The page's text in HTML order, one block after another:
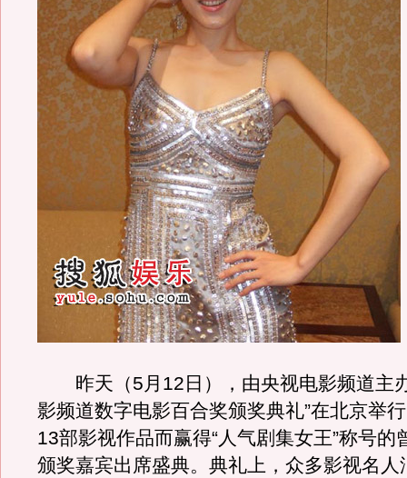
昨天（5月12日），由央视电影频道主
影频道数字电影百合奖颁奖典礼”在北京举
13部影视作品而赢得“人气剧集女王”称号的
颁奖嘉宾出席盛典。典礼上，众多影视名人